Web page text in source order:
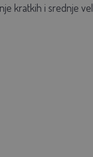
kratkih i srednje